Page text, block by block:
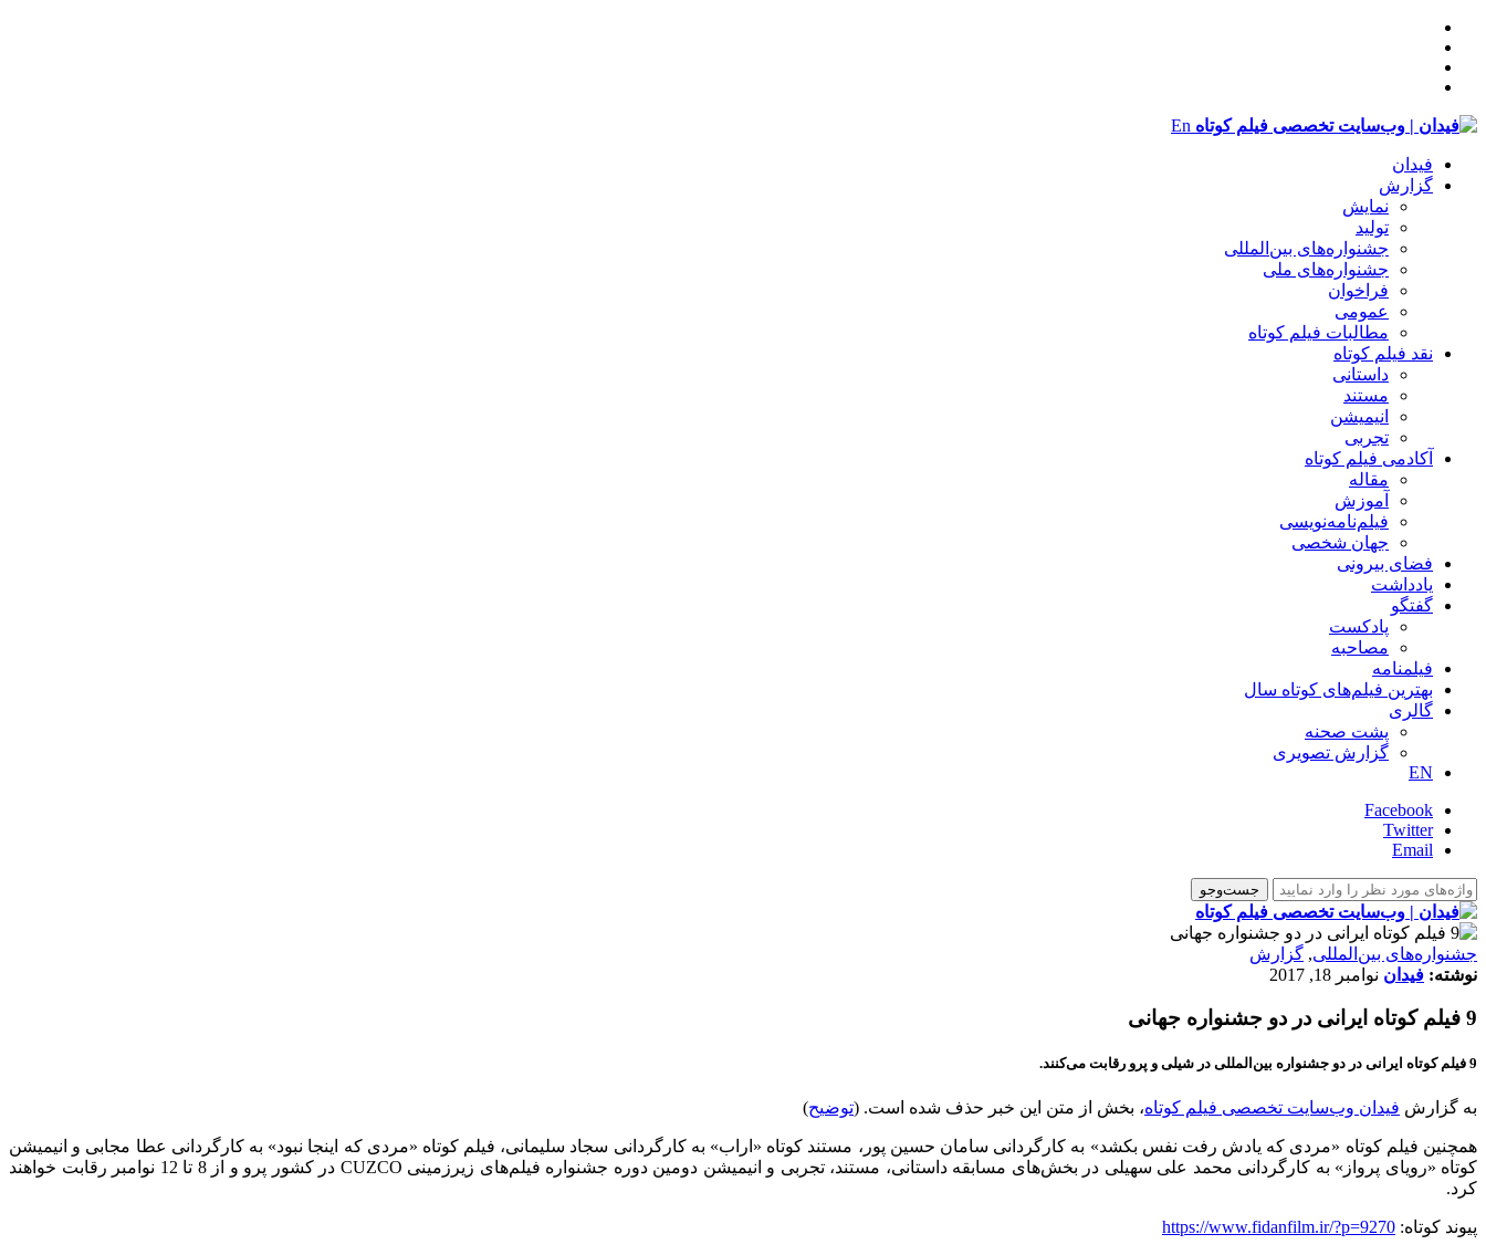
En
فیدان
گزارش
نمایش
تولید
‌‌جشنواره‌های بین‌المللی
جشنواره‌های ملی
فراخوان
عمومی
مطالبات فیلم کوتاه
نقد فیلم کوتاه
داستانی
مستند
انیمیشن
تجربی
آکادمی فیلم کوتاه
مقاله
آموزش
فیلم‌نامه‌نویسی
جهان شخصی
فضای بیرونی
یادداشت
گفتگو
پادکست
مصاحبه
فیلمنامه
بهترین فیلم‌های کوتاه سال
گالری
پشت صحنه
گزارش تصویری
EN
Facebook
Twitter
Email
‌‌جشنواره‌های بین‌المللی, گزارش
نوشته: فیدان نوامبر 18, 2017
9 فیلم کوتاه ایرانی در دو جشنواره جهانی
9 فیلم کوتاه ایرانی در دو جشنواره بین‌المللی در شیلی و پرو رقابت می‌کنند.
به گزارش فیدان وب‌سایت تخصصی فیلم کوتاه، بخش از متن این خبر حذف شده است. (توضیح)
همچنین فیلم کوتاه «مردی که یادش رفت نفس بکشد» به کارگردانی سامان حسین پور، مستند کوتاه «اراب» به کارگردانی سجاد سلیمانی، فیلم کوتاه «مردی که اینجا نبود» به کارگردانی عطا مجابی و انیمیشن
کوتاه «رویای پرواز» به کارگردانی محمد علی سهیلی در بخش‌های مسابقه داستانی، مستند، تجربی و انیمیشن دومین دوره جشنواره فیلم‌های زیرزمینی CUZCO
در کشور پرو و از 8 تا 12 نوامبر رقابت خواهند
کرد.
پیوند کوتاه: https://www.fidanfilm.ir/?p=9270